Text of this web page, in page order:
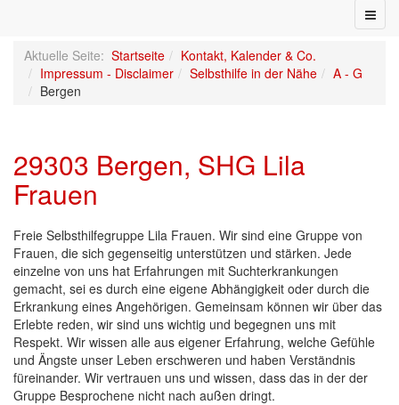
Aktuelle Seite: Startseite
Kontakt, Kalender & Co.
Impressum - Disclaimer
Selbsthilfe in der Nähe
A - G
Bergen
29303 Bergen, SHG Lila
Frauen
Freie Selbsthilfegruppe Lila Frauen. Wir sind eine Gruppe von
Frauen, die sich gegenseitig unterstützen und stärken. Jede
einzelne von uns hat Erfahrungen mit Suchterkrankungen
gemacht, sei es durch eine eigene Abhängigkeit oder durch die
Erkrankung eines Angehörigen. Gemeinsam können wir über das
Erlebte reden, wir sind uns wichtig und begegnen uns mit
Respekt. Wir wissen alle aus eigener Erfahrung, welche Gefühle
und Ängste unser Leben erschweren und haben Verständnis
füreinander. Wir vertrauen uns und wissen, dass das in der der
Gruppe Besprochene nicht nach außen dringt.